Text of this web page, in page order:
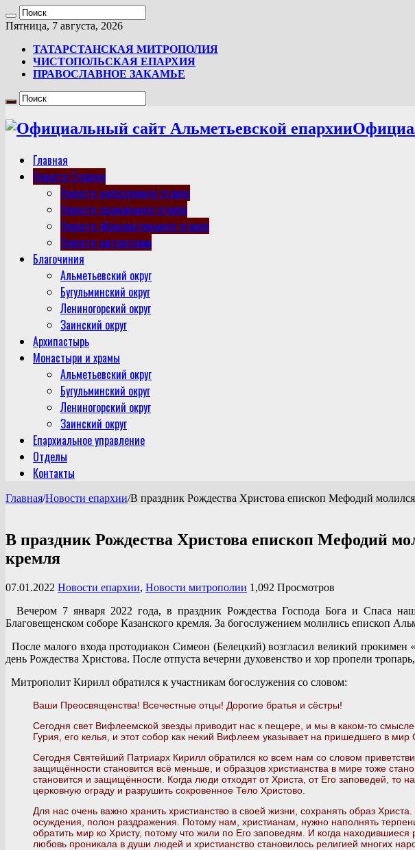
Пятница, 7 августа, 2026
ТАТАРСТАНСКАЯ МИТРОПОЛИЯ
ЧИСТОПОЛЬСКАЯ ЕПАРХИЯ
ПРАВОСЛАВНОЕ ЗАКАМЬЕ
Главная
Новости Епархии
Новости молодежного отдела
Новости социального отдела
Новости образовательного отдела
Новости митрополии
Благочиния
Альметьевский округ
Бугульминский округ
Лениногорский округ
Заинский округ
Архипастырь
Монастыри и храмы
Альметьевский округ
Бугульминский округ
Лениногорский округ
Заинский округ
Епархиальное управление
Отделы
Контакты
Главная/Новости епархии/В праздник Рождества Христова епископ Мефодий
В праздник Рождества Христова епископ Мефодий
кремля
07.01.2022 Новости епархии, Новости митрополии 1,092 Просмотров
Вечером 7 января 2022 года, в праздник Рождества Господа Бога и Спаса
Благовещенском соборе Казанского кремля. За богослужением молились епископ
После малого входа протодиакон Симеон (Белецкий) возгласил великий прокимен
день Рождества Христова. После отпуста вечерни духовенство и хор пропели
Митрополит Кирилл обратился к участникам богослужения со словом:
Ваши Преосвященства! Всечестные отцы! Дорогие братья и сёстры!
Сегодня свет Вифлеемской звезды приводит нас к пещере, и мы в каком-то
Гурия, его келья, и этот собор как некий Вифлеем указывает на пришедшего в мир
Сегодня Святейший Патриарх Кирилл обратился ко всем нам со словом
защищённости становится всё меньше, и образцов христианства в мире тоже
становится и защищённости. Когда люди отходят от Христа, от Его заповедей, то
церковную ограду и разрушить сокровенное Тело Христово.
Для нас очень важно хранить христианство в своей жизни, сохранять образ
осуждения, полон раздражения. Потому нам, христианам, нужно наполнять
обратить мир ко Христу, потому что жили по Его заповедям. И когда
любовь проникала в души людей и христианство становилось религией многих